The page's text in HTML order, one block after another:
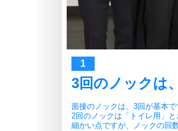
3回のノックは
面接のノックは、3回が基本で
2回のノックは「トイレ用」
細かい点ですが、ノックの回